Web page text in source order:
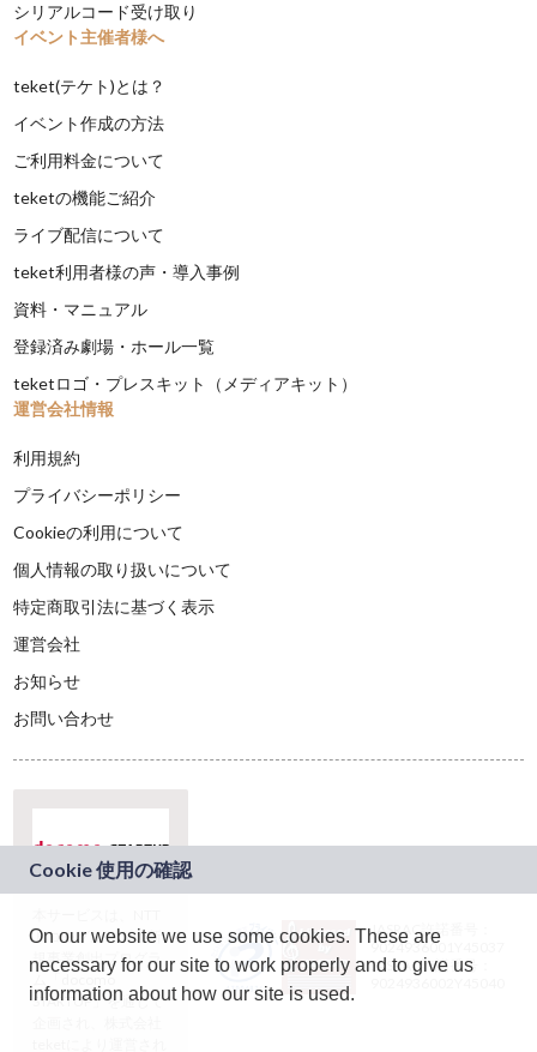
シリアルコード受け取り
イベント主催者様へ
teket(テケト)とは？
イベント作成の方法
ご利用料金について
teketの機能ご紹介
ライブ配信について
teket利用者様の声・導入事例
資料・マニュアル
登録済み劇場・ホール一覧
teketロゴ・プレスキット（メディアキット）
運営会社情報
利用規約
プライバシーポリシー
Cookieの利用について
個人情報の取り扱いについて
特定商取引法に基づく表示
運営会社
お知らせ
お問い合わせ
ドコモグループの新
規事業創出プログラ
ム「docomo
STARTUP」を通じて
JASRAC許諾番号：
9024936001Y45037
JASRAC許諾番号：
On our website we use some cookies. These are
necessary for our site to work properly and to give us
information about how our site is used.